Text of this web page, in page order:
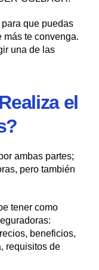
para que puedas
más te convenga.
una de las
el
ambas partes;
pero también
tener como
beneficios,
requisitos de